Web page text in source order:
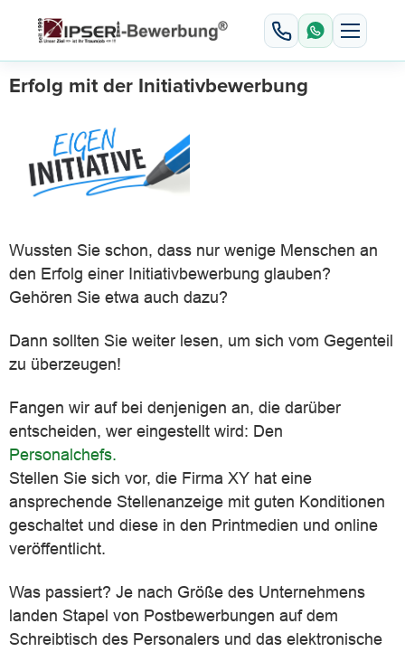
Erfolg mit der Initiativbewerbung
Wussten Sie schon, dass nur wenige Menschen an
den Erfolg einer Initiativbewerbung glauben?
Gehören Sie etwa auch dazu?
Dann sollten Sie weiter lesen, um sich vom Gegenteil
zu überzeugen!
Fangen wir auf bei denjenigen an, die darüber
entscheiden, wer eingestellt wird: Den
Personalchefs.
Stellen Sie sich vor, die Firma XY hat eine
ansprechende Stellenanzeige mit guten Konditionen
geschaltet und diese in den Printmedien und online
veröffentlicht.
Was passiert? Je nach Größe des Unternehmens
landen Stapel von Postbewerbungen auf dem
Schreibtisch des Personalers und das elektronische